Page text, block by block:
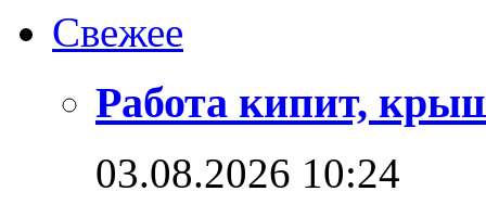
Свежее
Работа кипит,
03.08.2026 10:24